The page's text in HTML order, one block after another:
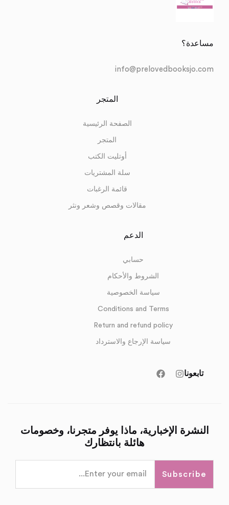
مساعدة؟
info@prelovedbooksjo.com
المتجر
الصفحة الرئيسية
المتجر
أوتليت الكتب
سلة المشتريات
قائمة الرغبات
مقالات وقصص وشعر ونثر
الدعم
حسابي
الشروط والأحكام
سياسة الخصوصية
Conditions and Terms
Return and refund policy
سياسة الإرجاع والاسترداد
تابعونا
النشرة الإخبارية، ماذا يوفر متجرنا، وخصومات
هائلة بانتظارك
Subscribe